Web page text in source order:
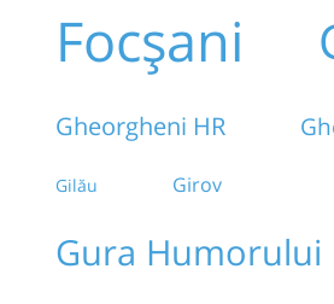
Focșani
Gheorgheni HR
Gilău Girov
Gura Humorului